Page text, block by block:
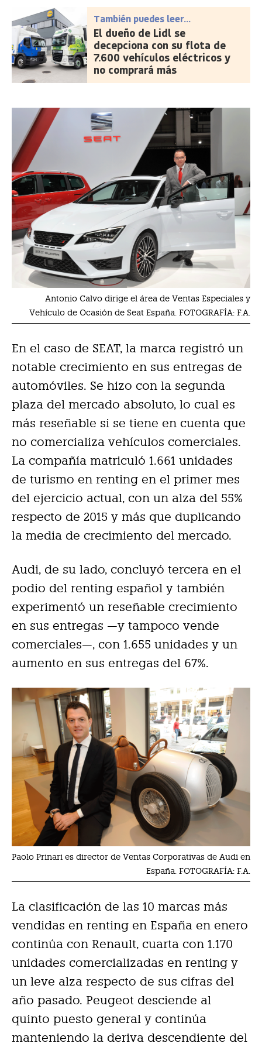
También puedes leer...
El dueño de Lidl se
decepciona con su flota de
7.600 vehículos eléctricos y
no comprará más
Antonio Calvo dirige el área de Ventas Especiales y
Vehículo de Ocasión de Seat España. FOTOGRAFÍA: F.A.
En el caso de SEAT, la marca registró un
notable crecimiento en sus entregas de
automóviles. Se hizo con la segunda
plaza del mercado absoluto, lo cual es
más reseñable si se tiene en cuenta que
no comercializa vehículos comerciales.
La compañía matriculó 1.661 unidades
de turismo en renting en el primer mes
del ejercicio actual, con un alza del 55%
respecto de 2015 y más que duplicando
la media de crecimiento del mercado.
Audi, de su lado, concluyó tercera en el
podio del renting español y también
experimentó un reseñable crecimiento
en sus entregas —y tampoco vende
comerciales—, con 1.655 unidades y un
aumento en sus entregas del 67%.
Paolo Prinari es director de Ventas Corporativas de Audi en
España. FOTOGRAFÍA: F.A.
La clasificación de las 10 marcas más
vendidas en renting en España en enero
continúa con Renault, cuarta con 1.170
unidades comercializadas en renting y
un leve alza respecto de sus cifras del
año pasado. Peugeot desciende al
quinto puesto general y continúa
manteniendo la deriva descendiente del